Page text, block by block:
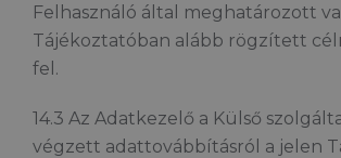
Felhasználó által meghatározott
Tájékoztatóban alább rögzített
fel.
14.3 Az Adatkezelő a Külső
végzett adattovábbításról a jelen